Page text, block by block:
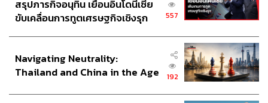
สรุปภารกิจอนุทิน เยือนอินโดนีเซีย
ขับเคลื่อนการทูตเศรษฐกิจเชิงรุก
557
Navigating Neutrality:
Thailand and China in the Age
192